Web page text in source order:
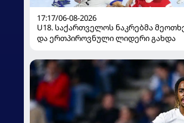
17:17/06-08-2026
U18. საქართველოს ნაკრებმა
და ერთპიროვნული ლიდერი გახდა